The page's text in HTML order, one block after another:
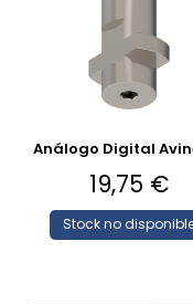
Análogo Digital
19,75 €
Stock no